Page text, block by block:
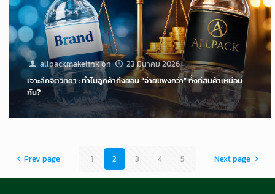
allpackmakelinkon
23 มีนาคม 2026
เจาะลึกจิตวิทยา : ทำไมลูกค้าถึงยอม “จ่ายแพงกว่า” ทั้งที่สินค้าเหมือน
กัน?
Prev page 1 2 3 4 5 Next page